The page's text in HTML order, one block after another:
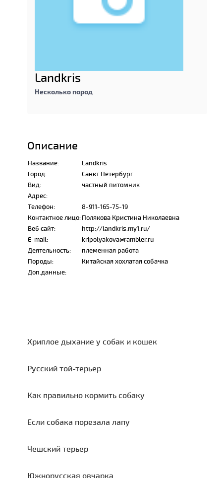
Landkris
Несколько пород
Описание
Название:
Landkris
Город:
Санкт Петербург
Вид:
частный питомник
Адрес:
Телефон:
8-911-165-75-19
Контактное лицо:Полякова Кристина Николаевна
Веб сайт:
http://landkris.my1.ru/
E-mail:
kripolyakova@rambler.ru
Деятельность:
племенная работа
Породы:
Китайская хохлатая собачка
Доп.данные:
Хриплое дыхание у собак и кошек
Русский той-терьер
Как правильно кормить собаку
Если собака порезала лапу
Чешский терьер
Южнорусская овчарка